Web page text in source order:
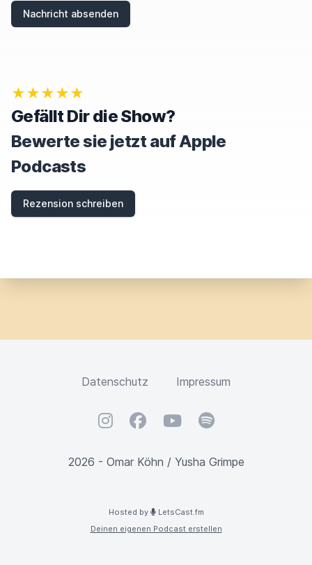
Nachricht absenden
★★★★★
Gefällt Dir die Show?
Bewerte sie jetzt auf Apple
Podcasts
Rezension schreiben
Datenschutz Impressum
InstagramFacebookYouTubeSpotify
2026 - Omar Köhn / Yusha Grimpe
Hosted by
LetsCast.fm
Deinen eigenen Podcast erstellen